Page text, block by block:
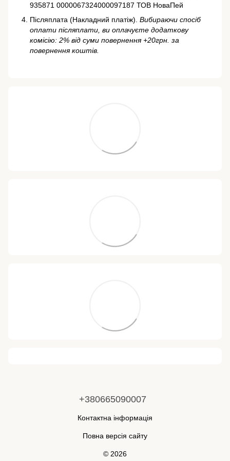
935871 0000067324000097187 ТОВ НоваПей
Післяплата (Накладний платіж). Вибираючи спосіб
оплати післяплати, ви оплачуєте додаткову
комісію: 2% від суми повернення +20грн. за
повернення коштів.
+380665090007
Контактна інформація
Повна версія сайту
© 2026